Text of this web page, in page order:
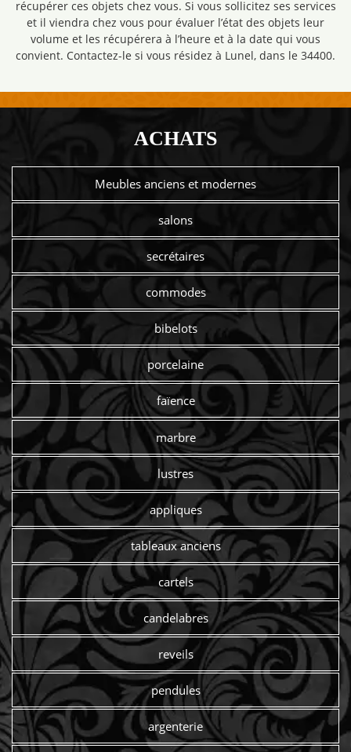
récupérer ces objets chez vous. Si vous sollicitez ses services
et il viendra chez vous pour évaluer l’état des objets leur
volume et les récupérera à l’heure et à la date qui vous
convient. Contactez-le si vous résidez à Lunel, dans le 34400.
ACHATS
Meubles anciens et modernes
salons
secrétaires
commodes
bibelots
porcelaine
faïence
marbre
lustres
appliques
tableaux anciens
cartels
candelabres
reveils
pendules
argenterie